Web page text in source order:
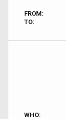
FROM:
TO:
WHO: